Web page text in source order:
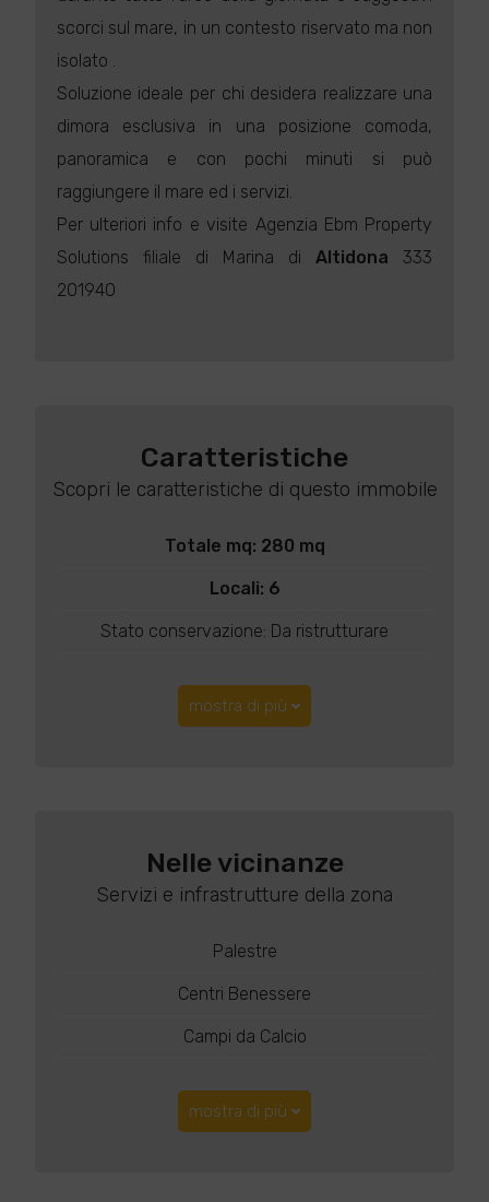
scorci sul mare, in un contesto riservato ma non
isolato .
Soluzione ideale per chi desidera realizzare una
dimora esclusiva in una posizione comoda,
panoramica e con pochi minuti si può
raggiungere il mare ed i servizi.
Per ulteriori info e visite Agenzia Ebm Property
Solutions filiale di Marina diAltidona 333
201940
Caratteristiche
Scopri le caratteristiche di questo immobile
Totale mq: 280 mq
Locali: 6
Stato conservazione: Da ristrutturare
mostra di più
Nelle vicinanze
Servizi e infrastrutture della zona
Palestre
Centri Benessere
Campi da Calcio
mostra di più